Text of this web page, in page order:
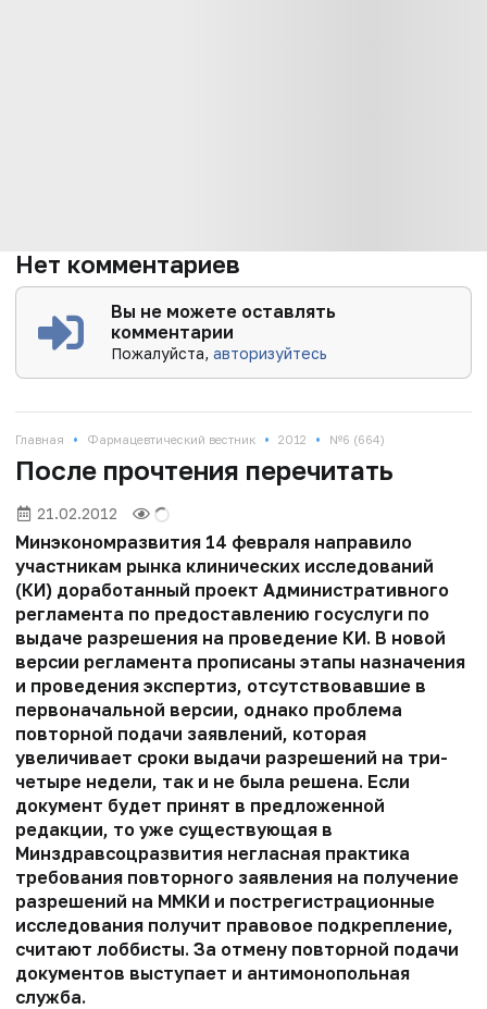
Нет комментариев
Вы не можете оставлять
комментарии
Пожалуйста,авторизуйтесь
Главная • Фармацевтический вестник • 2012 • №6 (664)
После прочтения перечитать
21.02.2012
Минэкономразвития 14 февраля направило
участникам рынка клинических исследований
(КИ) доработанный проект Административного
регламента по предоставлению госуслуги по
выдаче разрешения на проведение КИ. В новой
версии регламента прописаны этапы назначения
и проведения экспертиз, отсутствовавшие в
первоначальной версии, однако проблема
повторной подачи заявлений, которая
увеличивает сроки выдачи разрешений на три-
четыре недели, так и не была решена. Если
документ будет принят в предложенной
редакции, то уже существующая в
Минздравсоцразвития негласная практика
требования повторного заявления на получение
разрешений на ММКИ и пострегистрационные
исследования получит правовое подкрепление,
считают лоббисты. За отмену повторной подачи
документов выступает и антимонопольная
служба.